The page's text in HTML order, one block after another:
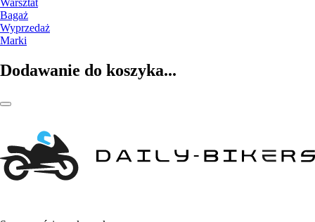
Bagaż
Wyprzedaż
Marki
Dodawanie do koszyka...